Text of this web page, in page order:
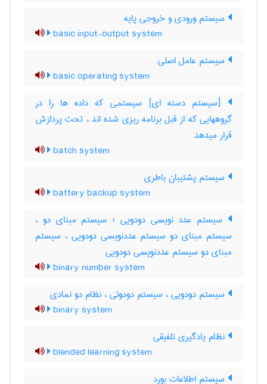
سیستم ورودی و خروجی پایه
basic input-output system
سیستم عامل اصلی
basic operating system
[سیستم دسته ای] سیستمی که داده ها را در
گروههایی که از قبل برنامه ریزی شده اند ، تحت پردازش
قرار میدهد
batch system
سیستم پشتیبان باطری
battery backup system
سیستم عدد نویسی دودویی ؛ سیستم مبنای دو ،
سیستم مبنای دو سیستم عددنویسی دودویی ، سیستم
مبنای دو سیستم عددنویسی دودویی
binary number system
سیستم دودویی ، سیستم دودوئی ، نظام دو نمادی
binary system
نظام یادگیری تلفیقی
blended learning system
سیستم اطلاعات بورد